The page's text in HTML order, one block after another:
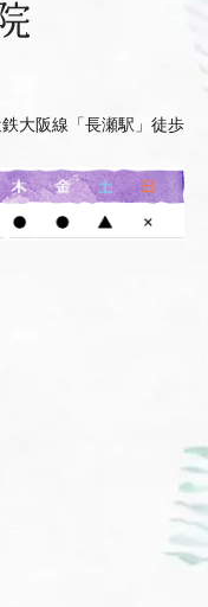
大阪線「長瀬駅」徒歩